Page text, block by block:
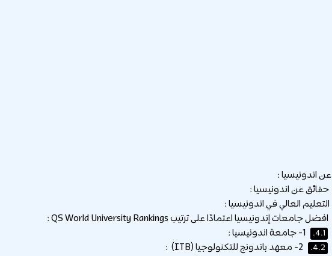
عن اندونيسيا :
حقائق عن اندونيسيا :
التعليم العالي في اندونيسيا :
افضل جامعات إندونيسيا اعتمادًا على ترتيب QS World University Rankings :
4.1.
4.2.